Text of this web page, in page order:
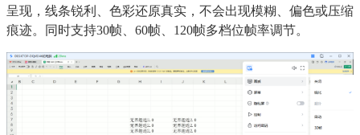
呈现，线条锐利、色彩还原真实，不会出现模糊、偏色或压缩
痕迹。同时支持30帧、60帧、120帧多档位帧率调节。